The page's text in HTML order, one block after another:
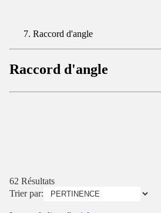
Raccord d'angle
Raccord d'angle
62 Résultats
Trier par: